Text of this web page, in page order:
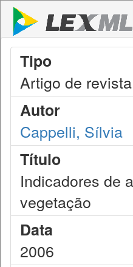
Tipo
Artigo de revista
Autor
Cappelli, Sílvia
Título
Indicadores de
vegetação
Data
2006